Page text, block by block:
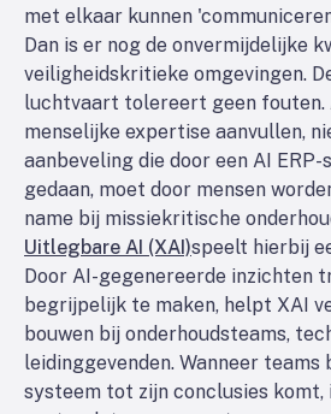
met elkaar kunnen
Dan is er nog de onvermijdelijke
veiligheidskritieke omgevingen.
luchtvaart tolereert geen fouten.
menselijke expertise aanvullen,
aanbeveling die door een AI
gedaan, moet door mensen
name bij missiekritische
Uitlegbare AI (XAI)speelt hierbij
Door AI-gegenereerde inzichten
begrijpelijk te maken, helpt XAI
bouwen bij onderhoudsteams,
leidinggevenden. Wanneer teams
systeem tot zijn conclusies komt,